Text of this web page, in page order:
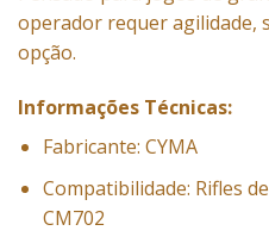
operador requer agilidade,
opção.
Informações Técnicas:
Fabricante: CYMA
Compatibilidade: Rifles
CM702